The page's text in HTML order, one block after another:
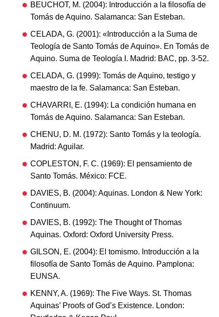
BEUCHOT, M. (2004): Introducción a la filosofía de
Tomás de Aquino. Salamanca: San Esteban.
CELADA, G. (2001): «Introducción a la Suma de
Teología de Santo Tomás de Aquino». En Tomás de
Aquino. Suma de Teología I. Madrid: BAC, pp. 3-52.
CELADA, G. (1999): Tomás de Aquino, testigo y
maestro de la fe. Salamanca: San Esteban.
CHAVARRI, E. (1994): La condición humana en
Tomás de Aquino. Salamanca: San Esteban.
CHENU, D. M. (1972): Santo Tomás y la teología.
Madrid: Aguilar.
COPLESTON, F. C. (1969): El pensamiento de
Santo Tomás. México: FCE.
DAVIES, B. (2004): Aquinas. London & New York:
Continuum.
DAVIES, B. (1992): The Thought of Thomas
Aquinas. Oxford: Oxford University Press.
GILSON, E. (2004): El tomismo. Introducción a la
filosofía de Santo Tomás de Aquino. Pamplona:
EUNSA.
KENNY, A. (1969): The Five Ways. St. Thomas
Aquinas’ Proofs of God’s Existence. London: